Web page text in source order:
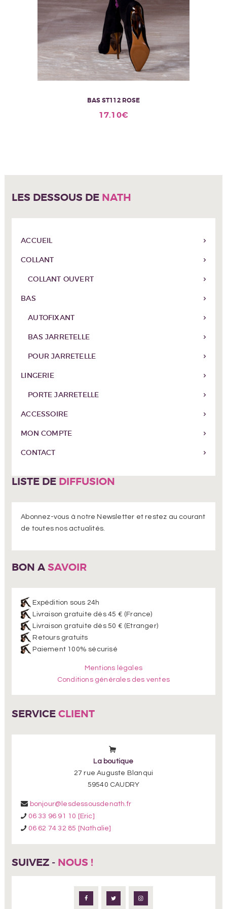
BAS ST112 ROSE
17.10€
peuvent
choisies
LES DESSOUS DE NATH
ACCUEIL
COLLANT
COLLANT OUVERT
BAS
AUTOFIXANT
BAS JARRETELLE
POUR JARRETELLE
LINGERIE
PORTE JARRETELLE
ACCESSOIRE
MON COMPTE
CONTACT
LISTE DE DIFFUSION
Abonnez-vous à notre Newsletter et restez au courant
de toutes nos actualités.
BON A SAVOIR
Expédition sous 24h
Livraison gratuite dès 45 € (France)
Livraison gratuite dès 50 € (Etranger)
Retours gratuits
Paiement 100% sécurisé
Mentions légales
Conditions générales des ventes
SERVICE CLIENT
La boutique
27 rue Auguste Blanqui
59540 CAUDRY
bonjour@lesdessousdenath.fr
06 33 96 91 10 [Eric]
06 62 74 32 85 [Nathalie]
SUIVEZ - NOUS !